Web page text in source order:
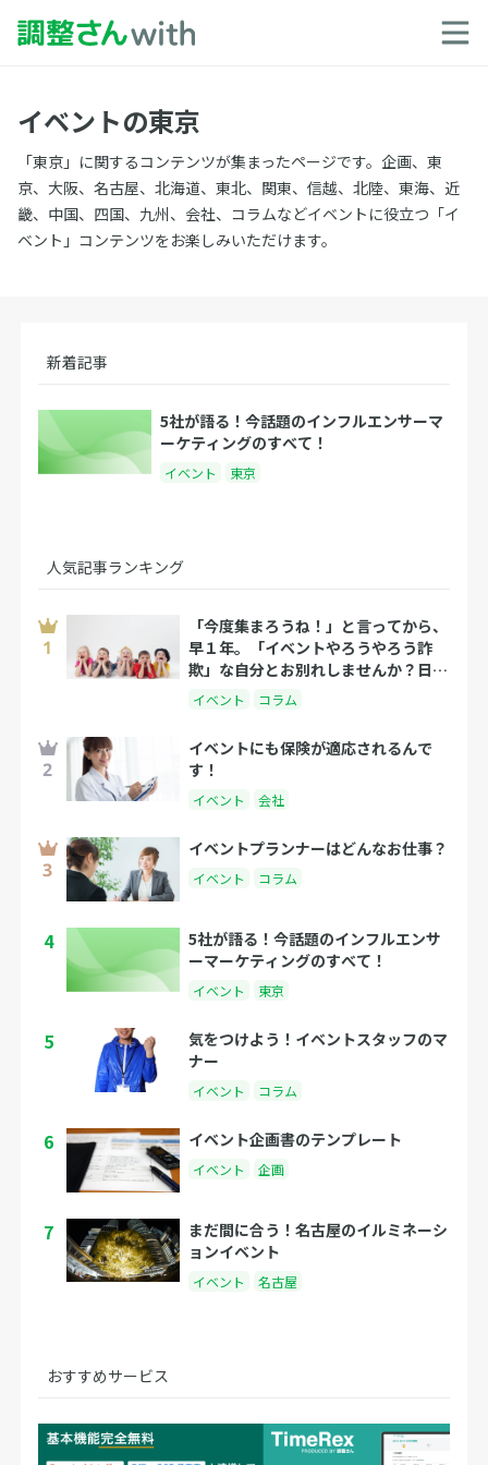
イベントの東京
「東京」に関するコンテンツが集まったページです。企画、東
京、大阪、名古屋、北海道、東北、関東、信越、北陸、東海、近
畿、中国、四国、九州、会社、コラムなどイベントに役立つ「イ
ベント」コンテンツをお楽しみいただけます。
新着記事
5社が語る！今話題のインフルエンサーマ
ーケティングのすべて！
イベント 東京
人気記事ランキング
「今度集まろうね！」と言ってから、
早１年。「イベントやろうやろう詐
欺」な自分とお別れしませんか？日程
決めが人生の豊かさを決める理由
イベント コラム
イベントにも保険が適応されるんで
す！
イベント 会社
イベントプランナーはどんなお仕事？
イベント コラム
4
5社が語る！今話題のインフルエンサ
ーマーケティングのすべて！
イベント 東京
5
気をつけよう！イベントスタッフのマ
ナー
イベント コラム
6 イベント企画書のテンプレート
イベント 企画
7
まだ間に合う！名古屋のイルミネーシ
ョンイベント
イベント 名古屋
おすすめサービス